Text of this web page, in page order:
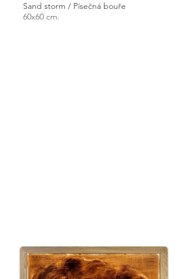
Sand storm / Písečná bouře
60x60 cm.